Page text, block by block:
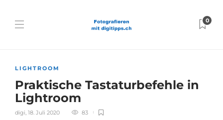
0
LIGHTROOM
Praktische Tastaturbefehle in
Lightroom
digi, 18. Juli 2020 83